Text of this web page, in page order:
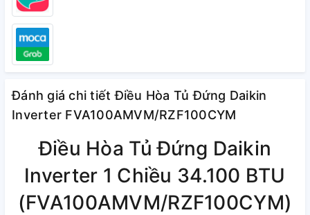
Đánh giá chi tiết Điều Hòa Tủ Đứng Daikin
Inverter FVA100AMVM/RZF100CYM
Điều Hòa Tủ Đứng Daikin
Inverter 1 Chiều 34.100 BTU
(FVA100AMVM/RZF100CYM)